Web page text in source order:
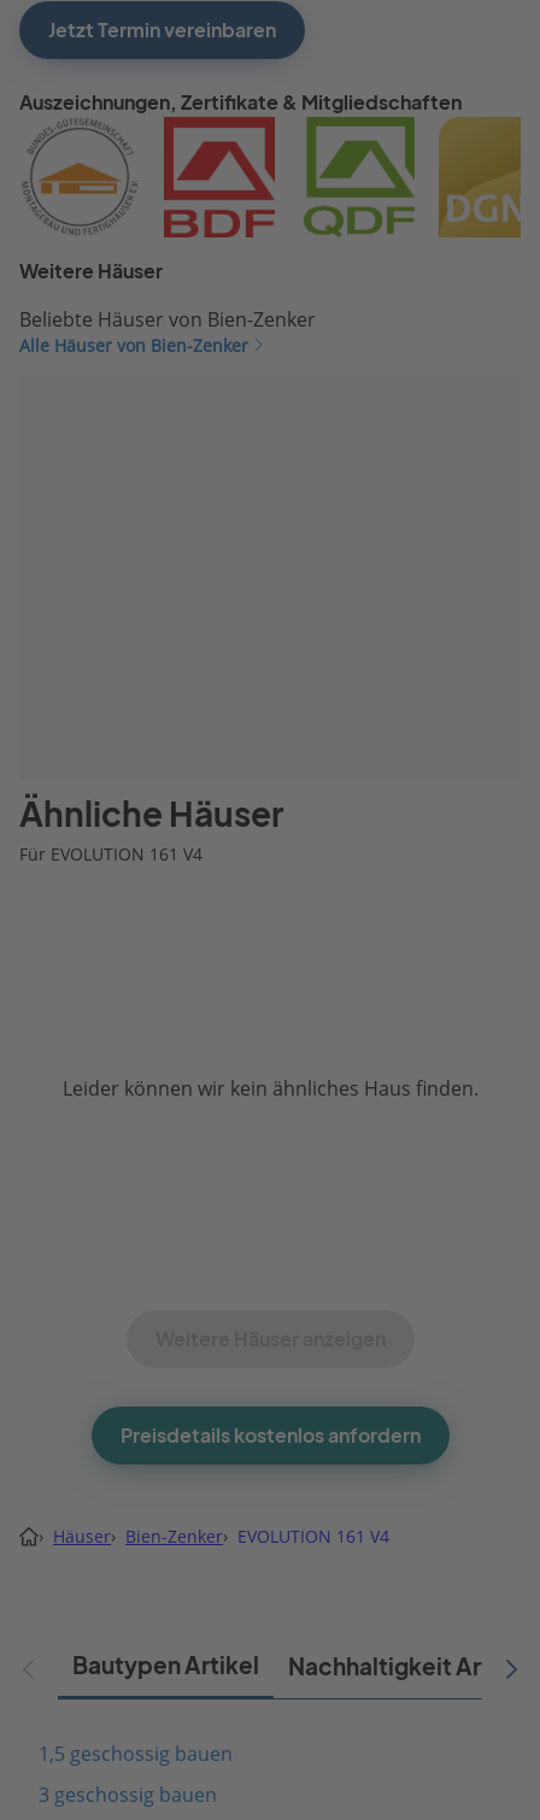
Jetzt Termin vereinbaren
Auszeichnungen, Zertifikate & Mitgliedschaften
Weitere Häuser
Beliebte Häuser von Bien-Zenker
Alle Häuser von Bien-Zenker
Ähnliche Häuser
Für EVOLUTION 161 V4
Leider können wir kein ähnliches Haus finden.
Preisdetails kostenlos anfordern
› Häuser› Bien-Zenker› EVOLUTION 161 V4
Bautypen Artikel Nachhaltigkeit Artikel
1,5 geschossig bauen
3 geschossig bauen